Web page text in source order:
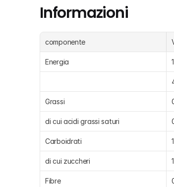
Informazioni
componente
Energia
Grassi
di cui acidi grassi saturi
Carboidrati
di cui zuccheri
Fibre